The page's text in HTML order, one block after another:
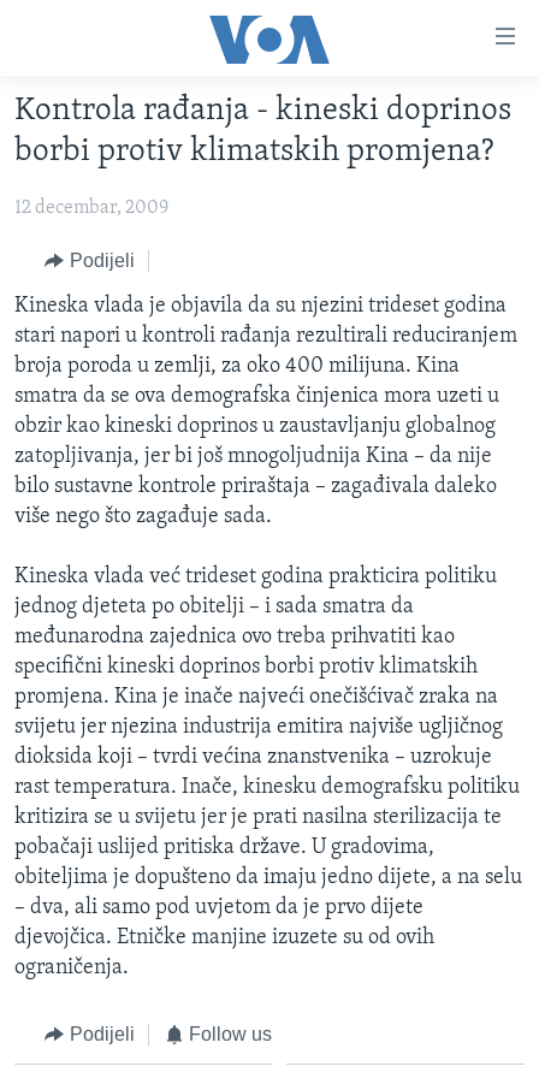
glavni
sadržaj
na
navigaciju
Idi
na
pretragu
FOTOGRAFIJE DANA
VIJESTI
SJEDINJENE AMERIČKE DRŽAVE
BOSNA I HERCEGOVINA
SVIJET
NAUKA I TEHNOLOGIJA
SPECIJALNI PROJEKTI
KORUPCIJA
SLOBODA MEDIJA
ŽENSKA STRANA
IZBJEGLIČKA STRANA
MAGAZIN
O GLASU AMERIKE
Learning English
PRATITE NAS
Jezici
Kontrola rađanja - kineski doprinos
borbi protiv klimatskih promjena?
12 decembar, 2009
Podijeli
Kineska vlada je objavila da su njezini trideset godina
stari napori u kontroli rađanja rezultirali reduciranjem
broja poroda u zemlji, za oko 400 milijuna. Kina
smatra da se ova demografska činjenica mora uzeti u
obzir kao kineski doprinos u zaustavljanju globalnog
zatopljivanja, jer bi još mnogoljudnija Kina – da nije
bilo sustavne kontrole priraštaja – zagađivala daleko
više nego što zagađuje sada.
Kineska vlada već trideset godina prakticira politiku
jednog djeteta po obitelji – i sada smatra da
međunarodna zajednica ovo treba prihvatiti kao
specifični kineski doprinos borbi protiv klimatskih
promjena. Kina je inače najveći onečišćivač zraka na
svijetu jer njezina industrija emitira najviše ugljičnog
dioksida koji – tvrdi većina znanstvenika – uzrokuje
rast temperatura. Inače, kinesku demografsku politiku
kritizira se u svijetu jer je prati nasilna sterilizacija te
pobačaji uslijed pritiska države. U gradovima,
obiteljima je dopušteno da imaju jedno dijete, a na selu
– dva, ali samo pod uvjetom da je prvo dijete
djevojčica. Etničke manjine izuzete su od ovih
ograničenja.
Podijeli Follow us